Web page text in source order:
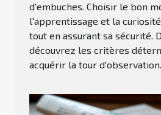
d'embuches. Choisir le bon
l'apprentissage et la
tout en assurant sa sécurité.
découvrez les critères
acquérir la tour